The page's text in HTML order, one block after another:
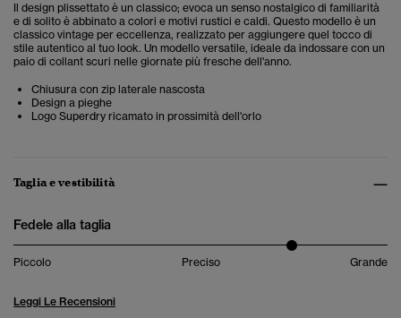
Il design plissettato è un classico; evoca un senso nostalgico di familiarità
e di solito è abbinato a colori e motivi rustici e caldi. Questo modello è un
classico vintage per eccellenza, realizzato per aggiungere quel tocco di
stile autentico al tuo look. Un modello versatile, ideale da indossare con un
paio di collant scuri nelle giornate più fresche dell'anno.
Chiusura con zip laterale nascosta
Design a pieghe
Logo Superdry ricamato in prossimità dell'orlo
Taglia e vestibilità
Fedele alla taglia
Piccolo Preciso Grande
Leggi Le Recensioni